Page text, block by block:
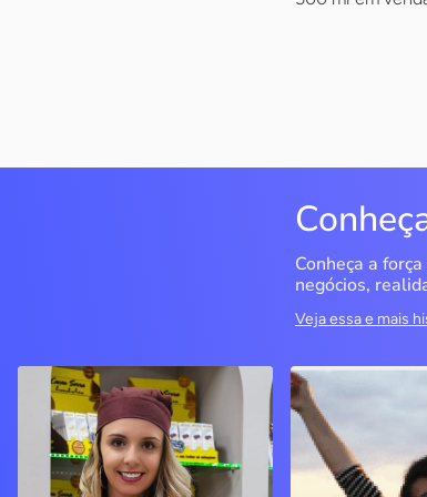
Conheça a
negócios,
Veja essa e mais
Cacau Serra
Urubici / SC
A empreendedora decidiu
seguir seu sonho de ter um
Seriema
Rio da Conceição /
O objetivo era
para fazer